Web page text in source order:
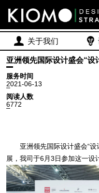
关于我们
亚洲领先国际设计盛会“设
服务时间
2021-06-13
阅读人数
6772
亚洲领先国际设计盛会“设
展，我司于6月3日参加这一设